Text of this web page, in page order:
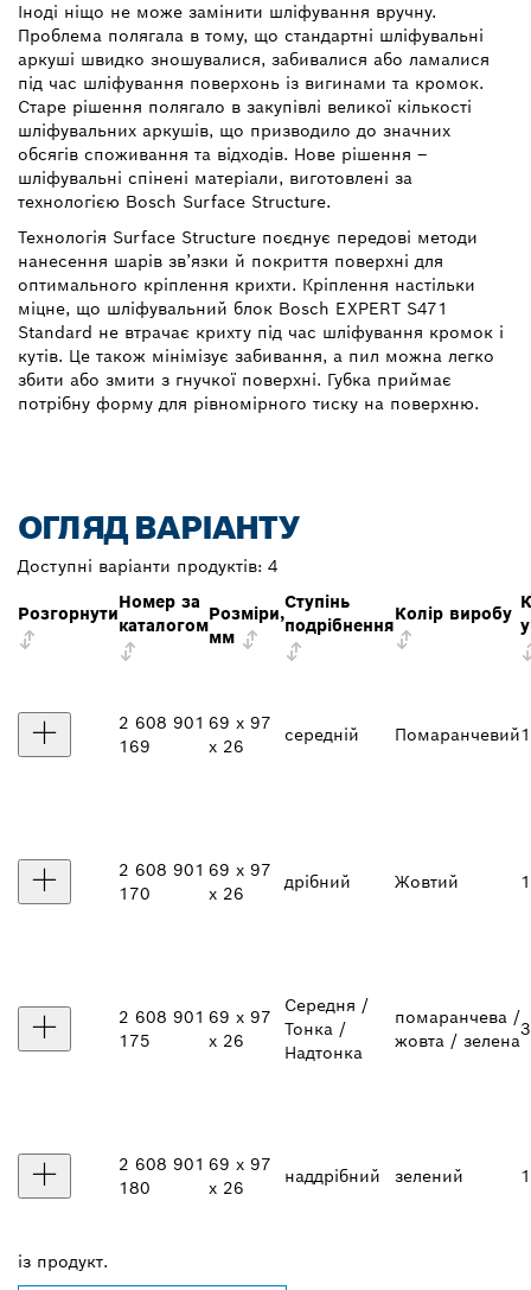
Іноді ніщо не може замінити шліфування вручну.
Проблема полягала в тому, що стандартні шліфувальні
аркуші швидко зношувалися, забивалися або ламалися
під час шліфування поверхонь із вигинами та кромок.
Старе рішення полягало в закупівлі великої кількості
шліфувальних аркушів, що призводило до значних
обсягів споживання та відходів. Нове рішення –
шліфувальні спінені матеріали, виготовлені за
технологією Bosch Surface Structure.
Технологія Surface Structure поєднує передові методи
нанесення шарів зв’язки й покриття поверхні для
оптимального кріплення крихти. Кріплення настільки
міцне, що шліфувальний блок Bosch EXPERT S471
Standard не втрачає крихту під час шліфування кромок і
кутів. Це також мінімізує забивання, а пил можна легко
збити або змити з гнучкої поверхні. Губка приймає
потрібну форму для рівномірного тиску на поверхню.
ОГЛЯД ВАРІАНТУ
Доступні варіанти продуктів: 4
Розгорнути
Номер за
каталогом
Розміри,
мм
Ступінь
подрібнення
Колір виробу
2 608 901
169
69 x 97
x 26
середній Помаранчевий
2 608 901
170
69 x 97
x 26
дрібний Жовтий
2 608 901
175
69 x 97
x 26
Середня /
Тонка /
Надтонка
помаранчева /
жовта / зелена
2 608 901
180
69 x 97
x 26
наддрібний зелений
із продукт.